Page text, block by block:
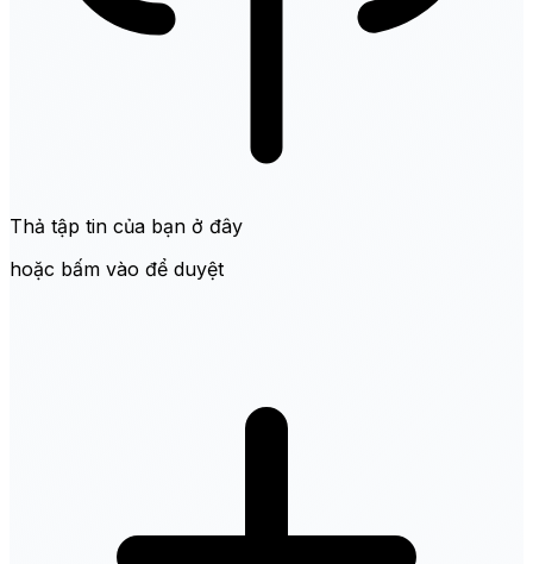
Thả tập tin của bạn ở đây
hoặc bấm vào để duyệt